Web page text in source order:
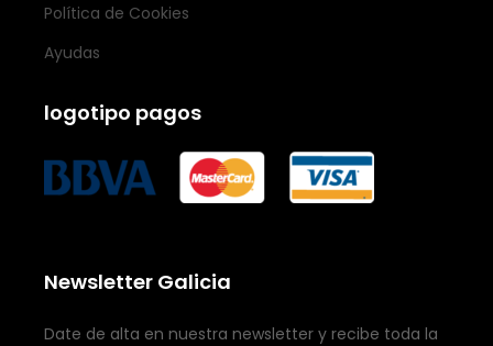
Política de Cookies
Ayudas
logotipo pagos
Newsletter Galicia
Date de alta en nuestra newsletter y recibe toda la